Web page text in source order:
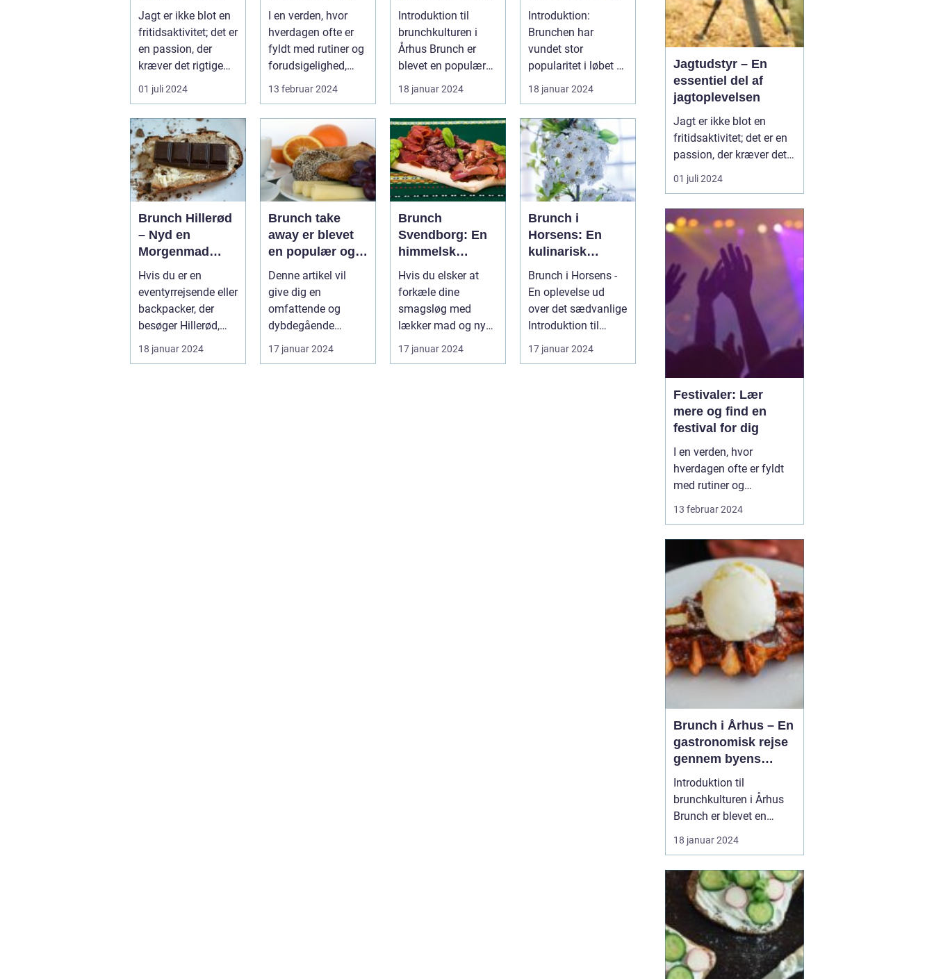
Jagt er ikke blot en
fritidsaktivitet; det er
en passion, der
kræver det rigtige
udstyr og for...
01 juli 2024
I en verden, hvor
hverdagen ofte er
fyldt med rutiner og
forudsigelighed,
står festivaler som
13 februar 2024
rejse gennem
byens bedste
morgenmadssp
ot
Introduktion til
brunchkulturen i
Århus Brunch er
blevet en populær
spiseoplevelse, der
kombinerer ...
18 januar 2024
frokost i perfekt
harmoni
Introduktion:
Brunchen har
vundet stor
popularitet i løbet af
de seneste år og
fremstår som en
perfe...
18 januar 2024
Brunch Hillerød
– Nyd en
Morgenmad
med Et Twist
Hvis du er en
eventyrrejsende eller
backpacker, der
besøger Hillerød,
bør du ikke gå glip
af byens f...
18 januar 2024
Brunch take
away er blevet
en populær og
praktisk måde at
nyde en lækker
brunchoplevelse
på, uanset hvor
man befinder
sig
Denne artikel vil
give dig en
omfattende og
dybdegående
præsentation af
brunch take away
17 januar 2024
Brunch
Svendborg: En
himmelsk
oplevelse i
hjertet af
Danmark
Hvis du elsker at
forkæle dine
smagsløg med
lækker mad og nyde
en afslappet
atmosfære, så er
17 januar 2024
Brunch i
Horsens: En
kulinarisk
oplevelse for
eventyrrejsende
og backpackere
Brunch i Horsens -
En oplevelse ud
over det sædvanlige
Introduktion til
brunchkulturen i
17 januar 2024
Jagtudstyr – En
essentiel del af
jagtoplevelsen
Jagt er ikke blot en
fritidsaktivitet; det er en
passion, der kræver det
rigtige udstyr og
forberedelse. I jagtens
at have stabilt og
pålideligt udstyr
vanskelig at overvurdere.
Godt jagtudstyr forhøjer
jag...
01 juli 2024
Festivaler: Lær
mere og find en
festival for dig
I en verden, hvor
hverdagen ofte er fyldt
med rutiner og
forudsigelighed, står
sociale, kulturelle, og
musikalske
samlingspunkter, hvor
mennesker fra alle
samfundslag kan mødes
og dele uforglemmelige
opl...
13 februar 2024
Brunch i Århus – En
gastronomisk rejse
gennem byens
bedste
morgenmadsspot
Introduktion til
brunchkulturen i Århus
Brunch er blevet en
populær spiseoplevelse,
der kombinerer det
og frokost. Denne artikel
dykker ned i Århus'
brunchscene og guider
eventyrrejsende og
backpackere gennem
byens bedste brunch...
18 januar 2024